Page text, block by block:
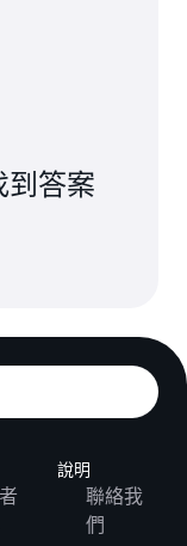
到答案
說明
聯絡我
們